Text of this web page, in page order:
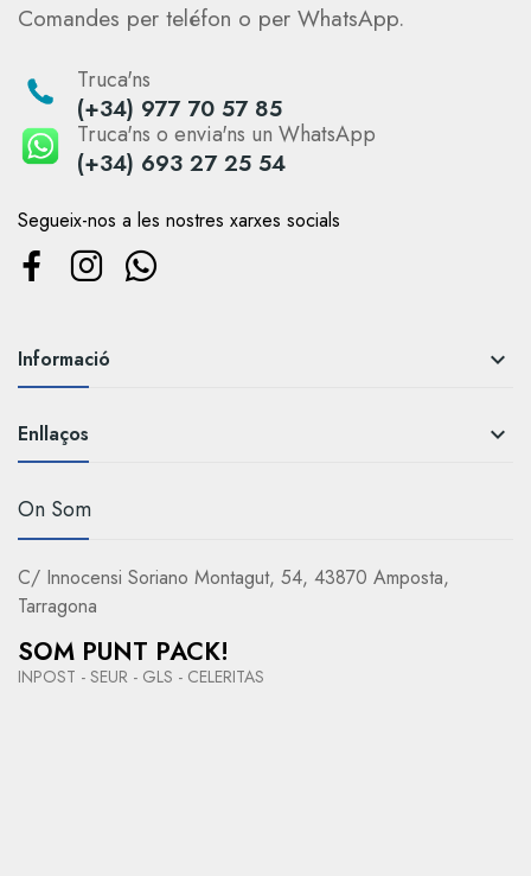
Comandes per teléfon o per WhatsApp.
Truca'ns
(+34) 977 70 57 85
Truca'ns o envia'ns un WhatsApp
(+34) 693 27 25 54
Segueix-nos a les nostres xarxes socials
Informació 
Enllaços 
On Som
C/ Innocensi Soriano Montagut, 54, 43870 Amposta,
Tarragona
SOM PUNT PACK!
INPOST - SEUR - GLS - CELERITAS